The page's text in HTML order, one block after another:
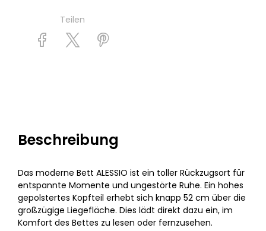
Teilen
Beschreibung
Das moderne Bett ALESSIO ist ein toller Rückzugsort für
entspannte Momente und ungestörte Ruhe. Ein hohes
gepolstertes Kopfteil erhebt sich knapp 52 cm über die
großzügige Liegefläche. Dies lädt direkt dazu ein, im
Komfort des Bettes zu lesen oder fernzusehen.